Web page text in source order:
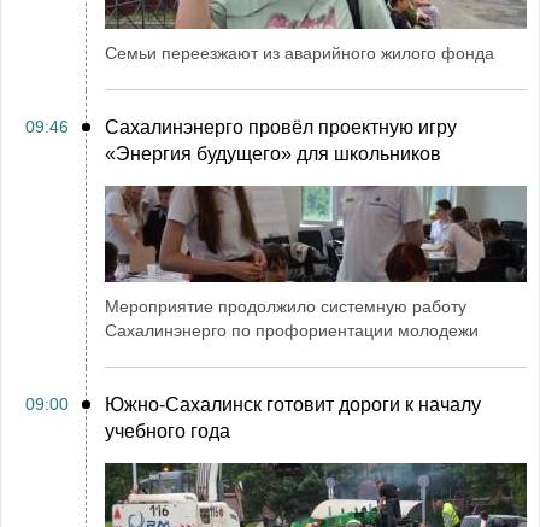
Семьи переезжают из аварийного жилого фонда
09:46
Сахалинэнерго провёл проектную игру
«Энергия будущего» для школьников
Мероприятие продолжило системную работу
Сахалинэнерго по профориентации молодежи
09:00
Южно-Сахалинск готовит дороги к началу
учебного года